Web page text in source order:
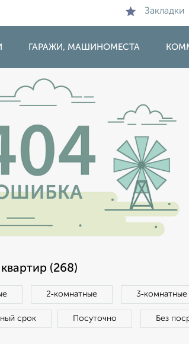
Закладки
ГАРАЖИ, МАШИНОМЕСТА
(268)
2‑комнатные 3‑комнатные
срок Посуточно Без